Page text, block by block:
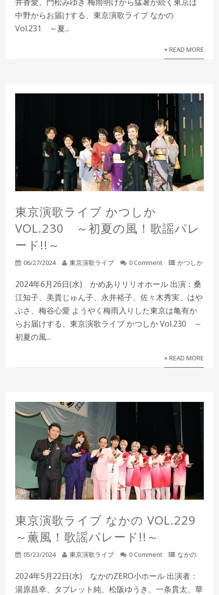
中野からお届けする、東京演歌ライブ なかの
Vol.231 ～夏...
+ READ MORE
東京演歌ライブ かつしか
VOL.230 ～初夏の風！歌謡パレ
ード!!～
06/27/2024 東京演歌ライブ 0 Comment かつしか
2024年6月26日(水) かめありリリオホール 出演：桑
江知子、美貴じゅん子、永井裕子、佐々木秀実、はや
ぶさ、梅谷心愛 ようやく梅雨入りした東京は亀有か
らお届けする、東京演歌ライブ かつしか Vol.230 ～
初夏の風...
+ READ MORE
東京演歌ライブ なかの VOL.229
～薫風！歌謡パレード!!～
05/23/2024 東京演歌ライブ 0 Comment なかの
2024年5月22日(水) なかのZERO小ホール 出演者：
湯原昌幸、タブレット純、松阪ゆうき、一条貫太、華